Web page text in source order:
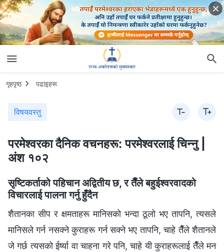
गृहपृष्ठ पढाइहरू
विषयवस्तु
परमेश्‍वरका दैनिक वचनहरू: परमेश्‍वरलाई चिन्‍नु |
अंश १०२
सृष्टिकर्ताको पहिचान अद्वितीय छ, र तैँले बहुईश्‍वरवादको
विचारलाई पालना गर्नु हुँदैन
शैतानका सीप र क्षमताहरू मानिसको भन्दा ठूलो भए तापनि, त्यसले
मानिसले गर्न नसक्‍ने कुराहरू गर्न सक्‍ने भए तापनि, चाहे तैँले शैतानले
जे गर्छ त्यसको ईर्ष्या वा चाहना गरे पनि, चाहे यी कुराहरूलाई तैँले मन